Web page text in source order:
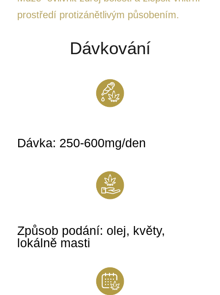
prostředí protizánětlivým působením.
Dávkování
Dávka: 250-600mg/den
Způsob podání: olej, květy,
lokálně masti